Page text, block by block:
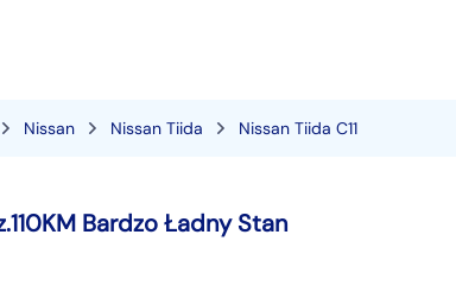
Nissan Nissan Tiida Nissan Tiida C11
Bardzo Ładny Stan